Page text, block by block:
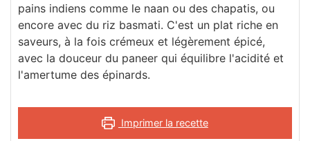
pains indiens comme le naan ou des chapatis, ou
encore avec du riz basmati. C'est un plat riche en
saveurs, à la fois crémeux et légèrement épicé,
avec la douceur du paneer qui équilibre l'acidité et
l'amertume des épinards.
Imprimer la recette